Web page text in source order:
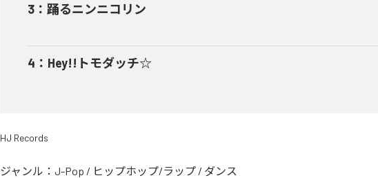
3 ： 踊るニンニコリン
4 ： Hey!!トモダッチ☆
HJ Records
ジャンル： J-Pop / ヒップホップ/ラップ / ダンス